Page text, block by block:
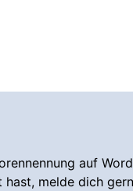
auf
melde dich